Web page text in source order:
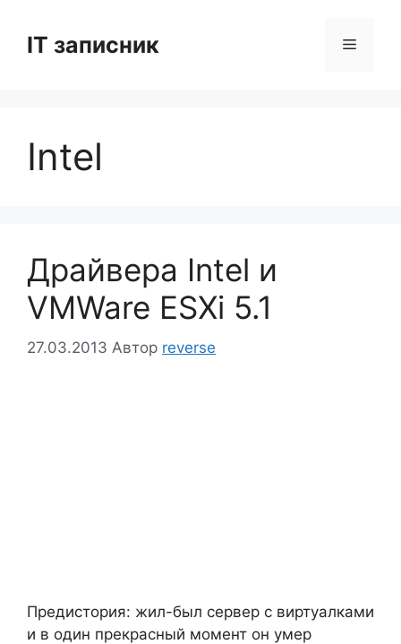
вмістуIT записник Меню
Intel
Драйвера Intel и
VMWare ESXi 5.1
27.03.2013 Автор reverse
Предистория: жил-был сервер с виртуалками
и в один прекрасный момент он умер